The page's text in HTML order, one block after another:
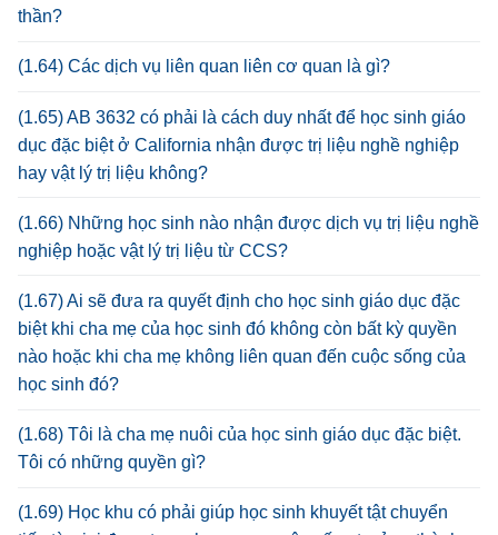
thần?
(1.64) Các dịch vụ liên quan liên cơ quan là gì?
(1.65) AB 3632 có phải là cách duy nhất để học sinh giáo
dục đặc biệt ở California nhận được trị liệu nghề nghiệp
hay vật lý trị liệu không?
(1.66) Những học sinh nào nhận được dịch vụ trị liệu nghề
nghiệp hoặc vật lý trị liệu từ CCS?
(1.67) Ai sẽ đưa ra quyết định cho học sinh giáo dục đặc
biệt khi cha mẹ của học sinh đó không còn bất kỳ quyền
nào hoặc khi cha mẹ không liên quan đến cuộc sống của
học sinh đó?
(1.68) Tôi là cha mẹ nuôi của học sinh giáo dục đặc biệt.
Tôi có những quyền gì?
(1.69) Học khu có phải giúp học sinh khuyết tật chuyển